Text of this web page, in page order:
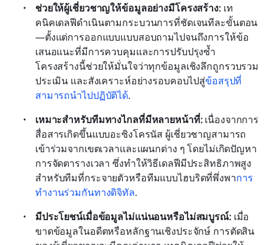
ช่วยให้ผู้เชี่ยวชาญให้ข้อมูลอย่างมีโครงสร้าง: เท
คนิคเดลฟีดำเนินตามกระบวนการที่ชัดเจนทีละขั้นตอน
—ตั้งแต่การออกแบบแบบสอบถามไปจนถึงการให้ข้อ
เสนอแนะที่มีการควบคุมและการปรับปรุงซ้ำ
โครงสร้างนี้ช่วยให้มั่นใจว่าทุกข้อมูลเชิงลึกถูกรวบรวม
ประเมิน และสังเคราะห์อย่างรอบคอบไปสู่ข้อสรุปที่
สามารถนำไปปฏิบัติได้.
เหมาะสำหรับทีมทางไกลที่มีหลายหน้าที่: เนื่องจากการ
สื่อสารเกิดขึ้นแบบอะซิงโครนัส ผู้เชี่ยวชาญสามารถ
เข้าร่วมจากเขตเวลาและแผนกต่าง ๆ โดยไม่เกิดปัญหา
การจัดตารางเวลา ซึ่งทำให้วิธีเดลฟีมีประสิทธิภาพสูง
สำหรับทีมที่กระจายตัวหรือทีมแบบไฮบริดที่พึ่งพาการ
ทำงานร่วมกันทางดิจิทัล.
มีประโยชน์เมื่อข้อมูลไม่แน่นอนหรือไม่สมบูรณ์: เมื่อ
ขาดข้อมูลในอดีตหรือหลักฐานเชิงประจักษ์ การตัดสิน